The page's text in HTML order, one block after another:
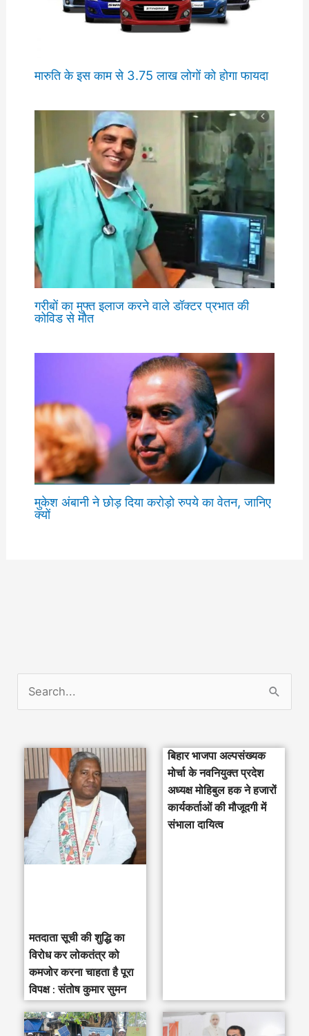
मारुति के इस काम से 3.75 लाख लोगों को होगा फायदा
गरीबों का मुफ्त इलाज करने वाले डॉक्टर प्रभात की
कोविड से मौत
मुकेश अंबानी ने छोड़ दिया करोड़ो रुपये का वेतन, जानिए
क्यों
मतदाता सूची की शुद्धि का
विरोध कर लोकतंत्र को
कमजोर करना चाहता है पूरा
विपक्ष : संतोष कुमार सुमन
बिहार भाजपा अल्पसंख्यक
मोर्चा के नवनियुक्त प्रदेश
अध्यक्ष मोहिबुल हक ने हजारों
कार्यकर्ताओं की मौजूदगी में
संभाला दायित्व